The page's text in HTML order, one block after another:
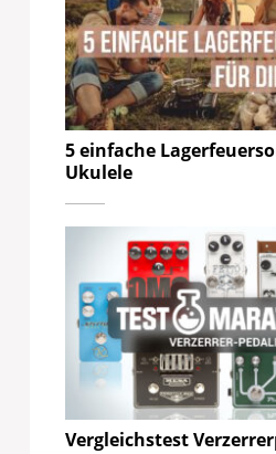
5 einfache
Ukulele
Vergleichstest